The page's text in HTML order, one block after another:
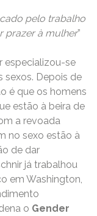
pelo trabalho
prazer à mulher”
especializou-se
sexos. Depois de
é que os homens
estão à beira de
a revoada
no sexo estão à
de dar
já trabalhou
em Washington,
o Gender